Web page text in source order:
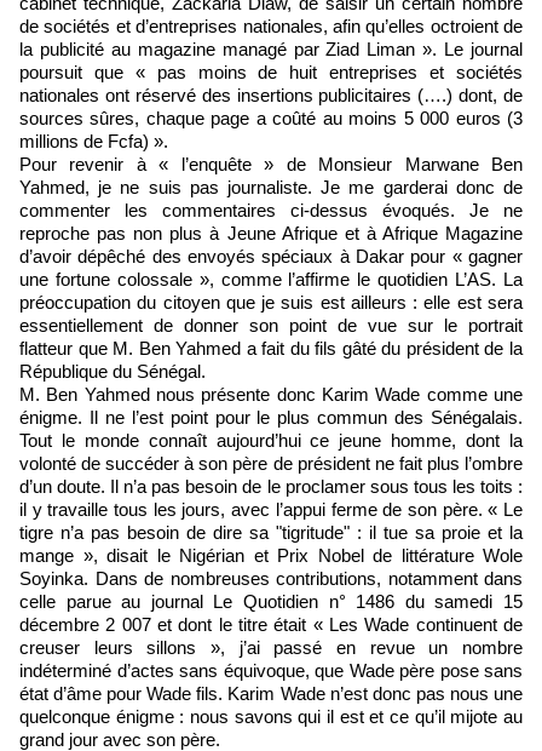
de sociétés et d’entreprises nationales, afin qu’elles octroient de
la publicité au magazine managé par Ziad Liman ». Le journal
poursuit que « pas moins de huit entreprises et sociétés
nationales ont réservé des insertions publicitaires (….) dont, de
sources sûres, chaque page a coûté au moins 5 000 euros (3
millions de Fcfa) ».
Pour revenir à « l’enquête » de Monsieur Marwane Ben
Yahmed, je ne suis pas journaliste. Je me garderai donc de
commenter les commentaires ci-dessus évoqués. Je ne
reproche pas non plus à Jeune Afrique et à Afrique Magazine
d’avoir dépêché des envoyés spéciaux à Dakar pour « gagner
une fortune colossale », comme l’affirme le quotidien L’AS. La
préoccupation du citoyen que je suis est ailleurs : elle est sera
essentiellement de donner son point de vue sur le portrait
flatteur que M. Ben Yahmed a fait du fils gâté du président de la
République du Sénégal.
M. Ben Yahmed nous présente donc Karim Wade comme une
énigme. Il ne l’est point pour le plus commun des Sénégalais.
Tout le monde connaît aujourd’hui ce jeune homme, dont la
volonté de succéder à son père de président ne fait plus l’ombre
d’un doute. Il n’a pas besoin de le proclamer sous tous les toits :
il y travaille tous les jours, avec l’appui ferme de son père. « Le
tigre n’a pas besoin de dire sa "tigritude" : il tue sa proie et la
mange », disait le Nigérian et Prix Nobel de littérature Wole
Soyinka. Dans de nombreuses contributions, notamment dans
celle parue au journal Le Quotidien n° 1486 du samedi 15
décembre 2 007 et dont le titre était « Les Wade continuent de
creuser leurs sillons », j’ai passé en revue un nombre
indéterminé d’actes sans équivoque, que Wade père pose sans
état d’âme pour Wade fils. Karim Wade n’est donc pas nous une
quelconque énigme : nous savons qui il est et ce qu’il mijote au
grand jour avec son père.